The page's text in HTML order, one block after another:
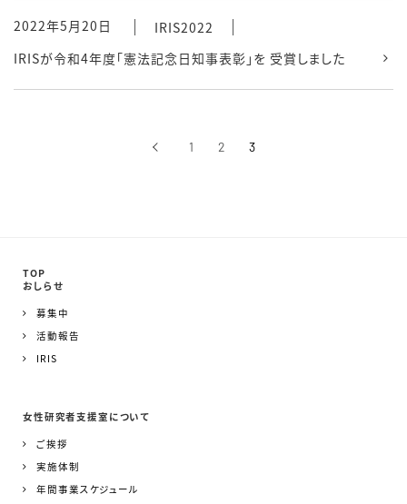
2022年5月20日
IRIS2022
IRISが令和4年度「憲法記念日知事表彰」を 受賞しました
‹前へ 1 2 3
TOP
おしらせ
募集中
活動報告
IRIS
女性研究者支援室について
ご挨拶
実施体制
年間事業スケジュール